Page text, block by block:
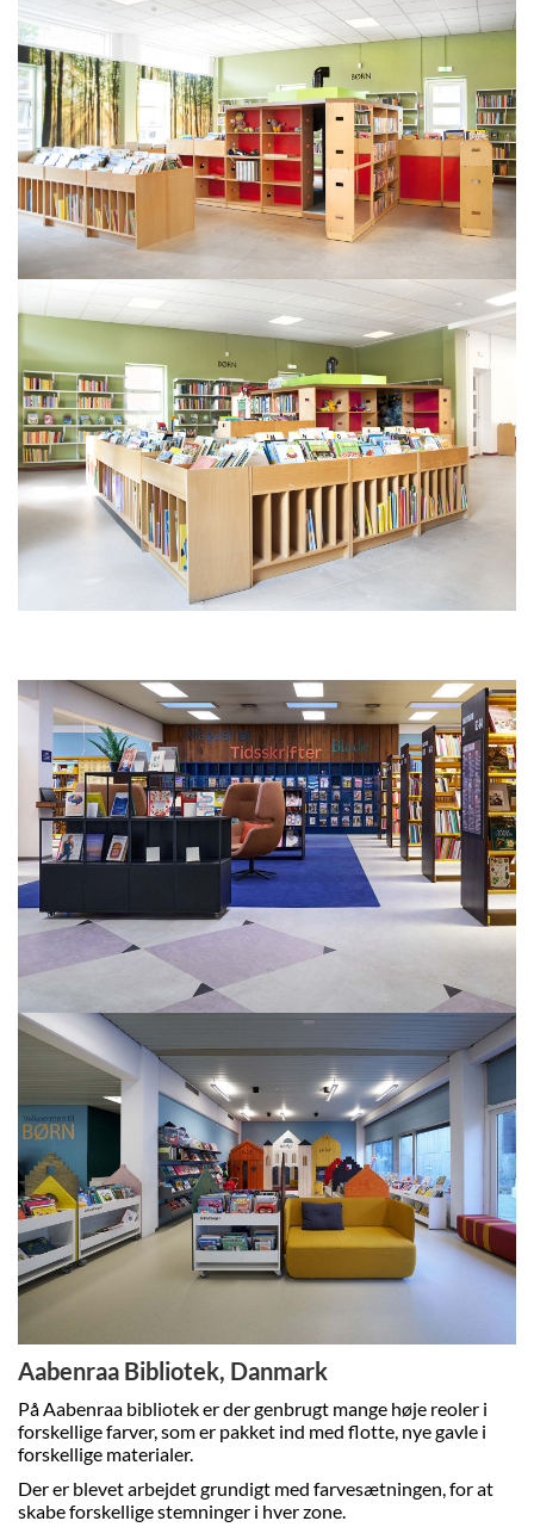
Aabenraa Bibliotek, Danmark
På Aabenraa bibliotek er der genbrugt mange høje reoler i
forskellige farver, som er pakket ind med flotte, nye gavle i
forskellige materialer.
Der er blevet arbejdet grundigt med farvesætningen, for at
skabe forskellige stemninger i hver zone.